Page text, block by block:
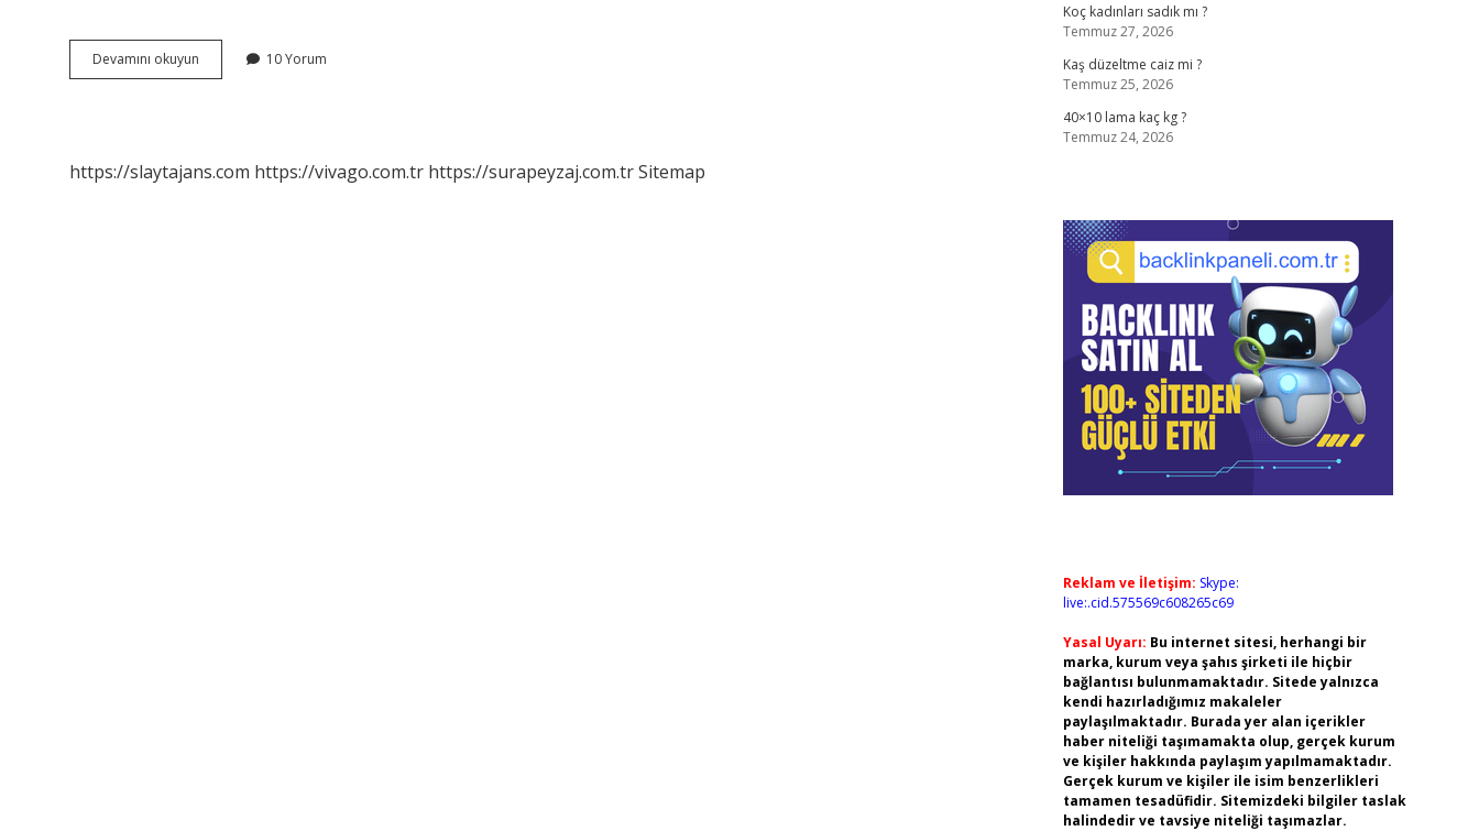
Devamını okuyun Oruçluyken
Acıkmamak
10 Yorum
https://slaytajans.com https://vivago.com.tr https://surapeyzaj.com.trSitemap
Koç kadınları sadık mı ?
Temmuz 27, 2026
Kaş düzeltme caiz mi ?
Temmuz 25, 2026
40×10 lama kaç kg ?
Temmuz 24, 2026
Reklam ve İletişim: Skype:
live:.cid.575569c608265c69
Yasal Uyarı: Bu internet sitesi, herhangi bir
marka, kurum veya şahıs şirketi ile hiçbir
bağlantısı bulunmamaktadır. Sitede yalnızca
kendi hazırladığımız makaleler
paylaşılmaktadır. Burada yer alan içerikler
haber niteliği taşımamakta olup, gerçek kurum
ve kişiler hakkında paylaşım yapılmamaktadır.
Gerçek kurum ve kişiler ile isim benzerlikleri
tamamen tesadüfidir. Sitemizdeki bilgiler taslak
halindedir ve tavsiye niteliği taşımazlar.